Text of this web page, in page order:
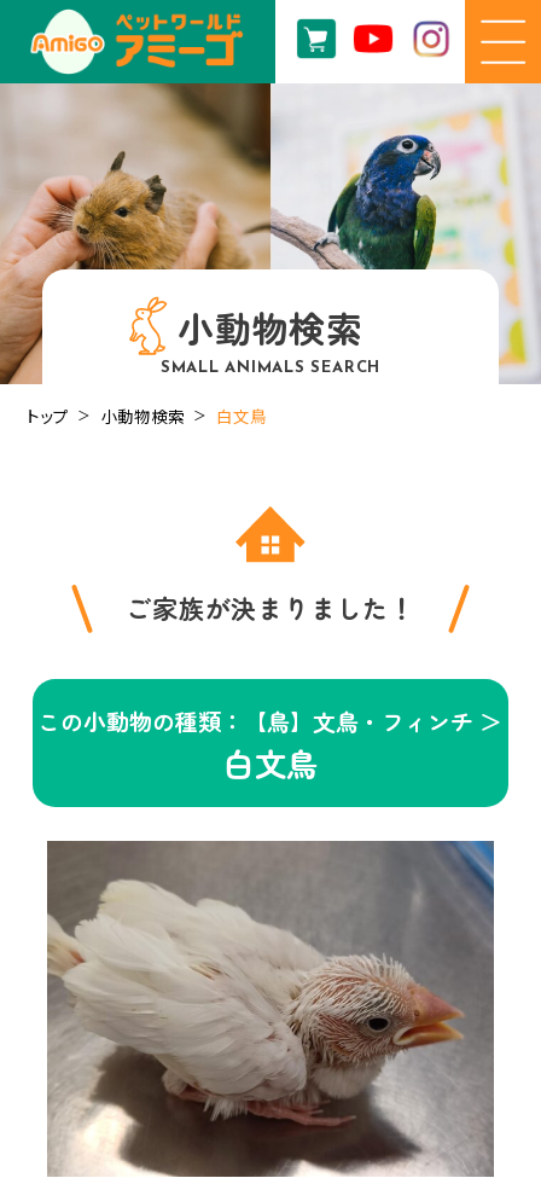
小動物検索
SMALL ANIMALS SEARCH
トップ 小動物検索 白文鳥
ご家族が決まりました！
この小動物の種類：【鳥】文鳥・フィンチ ＞
白文鳥